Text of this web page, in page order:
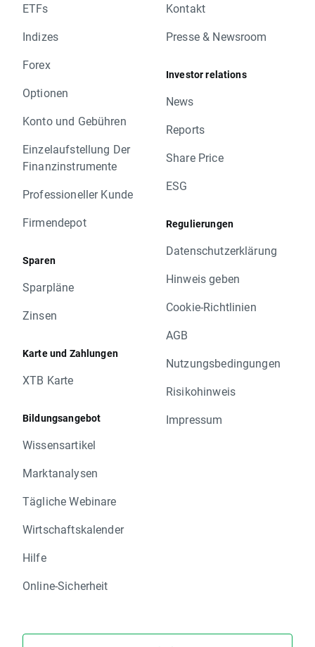
ETFs
Indizes
Forex
Optionen
Konto und Gebühren
Einzelaufstellung Der
Finanzinstrumente
Professioneller Kunde
Firmendepot
Sparen
Sparpläne
Zinsen
Karte und Zahlungen
XTB Karte
Bildungsangebot
Wissensartikel
Marktanalysen
Tägliche Webinare
Wirtschaftskalender
Hilfe
Online-Sicherheit
Kontakt
Presse & Newsroom
Investor relations
News
Reports
Share Price
ESG
Regulierungen
Datenschutzerklärung
Hinweis geben
Cookie-Richtlinien
AGB
Nutzungsbedingungen
Risikohinweis
Impressum